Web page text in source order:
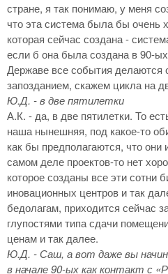
стране, я так понимаю, у меня
что эта система была бы очень
которая сейчас создана -
если б она была создана в 90-ых
Державе все события делаются
запозданием, скажем цикла на
Ю.Д. - в две пятилетки
А.К. - да, в две пятилетки. То
наша нынешняя, под какое-то
как бы предполагаются, что
самом деле проектов-то нет
которое созданы все эти сотни
иновационных центров и так
бедолагам, приходится сейчас
глупостями типа сдачи
ценам и так далее.
Ю.Д. - Саш, а вот даже вы
в начале 90-ых как контакт с